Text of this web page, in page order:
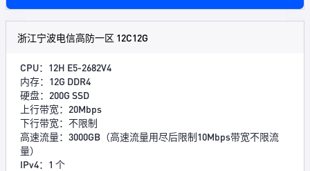
浙江宁波电信高防一区 12C12G
CPU：12H E5-2682V4
内存：12G DDR4
硬盘：200G SSD
上行带宽：20Mbps
下行带宽：不限制
高速流量：3000GB（高速流量用尽后限制10Mbps带宽不限流
量）
IPv4：1 个